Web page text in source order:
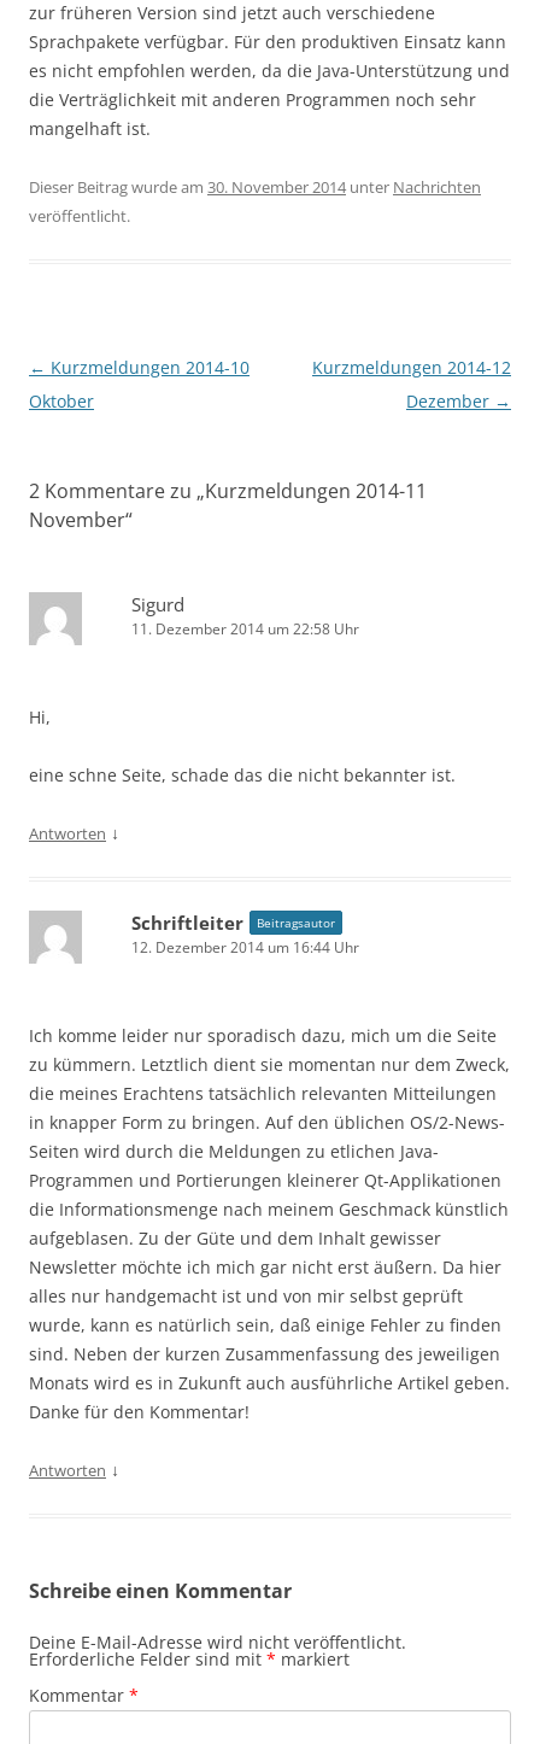
zur früheren Version sind jetzt auch verschiedene
Sprachpakete verfügbar. Für den produktiven Einsatz kann
es nicht empfohlen werden, da die Java-Unterstützung und
die Verträglichkeit mit anderen Programmen noch sehr
mangelhaft ist.
Dieser Beitrag wurde am 30. November 2014unter Nachrichten
veröffentlicht.
Beitragsnavigation
← Kurzmeldungen 2014-10
Oktober
Kurzmeldungen 2014-12
Dezember →
2 Kommentare zu „Kurzmeldungen 2014-11
November“
Sigurd
11. Dezember 2014 um 22:58 Uhr
Hi,
eine schne Seite, schade das die nicht bekannter ist.
Antworten ↓
Schriftleiter Beitragsautor
12. Dezember 2014 um 16:44 Uhr
Ich komme leider nur sporadisch dazu, mich um die Seite
zu kümmern. Letztlich dient sie momentan nur dem Zweck,
die meines Erachtens tatsächlich relevanten Mitteilungen
in knapper Form zu bringen. Auf den üblichen OS/2-News-
Seiten wird durch die Meldungen zu etlichen Java-
Programmen und Portierungen kleinerer Qt-Applikationen
die Informationsmenge nach meinem Geschmack künstlich
aufgeblasen. Zu der Güte und dem Inhalt gewisser
Newsletter möchte ich mich gar nicht erst äußern. Da hier
alles nur handgemacht ist und von mir selbst geprüft
wurde, kann es natürlich sein, daß einige Fehler zu finden
sind. Neben der kurzen Zusammenfassung des jeweiligen
Monats wird es in Zukunft auch ausführliche Artikel geben.
Danke für den Kommentar!
Antworten ↓
Schreibe einen Kommentar
Deine E-Mail-Adresse wird nicht veröffentlicht.
Erforderliche Felder sind mit * markiert
Kommentar *